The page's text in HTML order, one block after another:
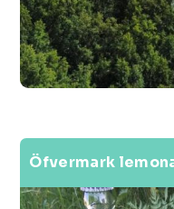
Öfvermark